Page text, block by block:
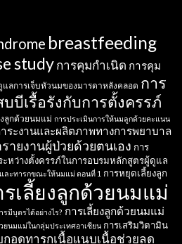
breastfeeding
studyการคุมกำเนิด การคุม
แลการเจ็บหัวนมของมารดาหลังคลอด การ
บีเรื้อรังกับการตั้งครรภ์
งลูกด้วยนมแม่ การประเมินการให้นมลูกด้วยคะแนน
ะงานและผลิตภาพทางการพยาบาล
ายงานผู้ป่วยด้วยตนเอง การ
หว่างตั้งครรภ์ในการอบรมหลักสูตรผู้ดูแล
ละทารกขณะให้นมแม่ ตอนที่ 1 การหยุดเลี้ยงลูก
รเลี้ยงลูกด้วยนมแม่
มีบุตรได้อย่างไร? การเลี้ยงลูกด้วยนมแม่
ยนมแม่ในกลุ่มประเทศอาเซียน การเสริมวิตามิน
กอดทารกเนื้อแนบเนื้อช่วยลด